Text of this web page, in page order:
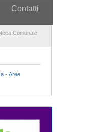
Contatti
Comunale
- Aree